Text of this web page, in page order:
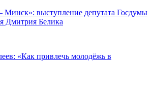
Минск»: выступление депутата Госдумы
Дмитрия Белика
«Как привлечь молодёжь в